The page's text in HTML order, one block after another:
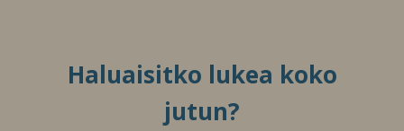
Haluaisitko lukea koko
jutun?